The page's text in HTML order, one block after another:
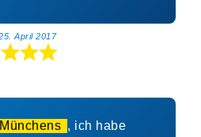
April 2017
, ich habe